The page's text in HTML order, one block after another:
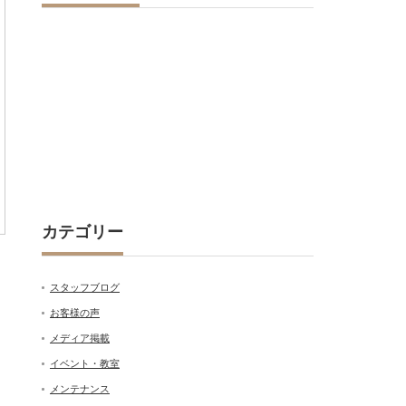
カテゴリー
スタッフブログ
お客様の声
メディア掲載
イベント・教室
メンテナンス